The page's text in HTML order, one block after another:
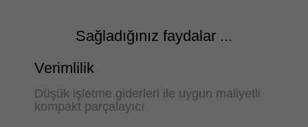
Sağladığınız faydalar ...
Verimlilik
Düşük işletme giderleri ile uygun maliyetli
kompakt parçalayıcı